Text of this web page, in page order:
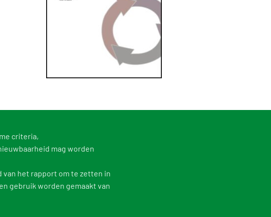
criteria,
mag worden
van het rapport om te zetten in
gebruik worden gemaakt van